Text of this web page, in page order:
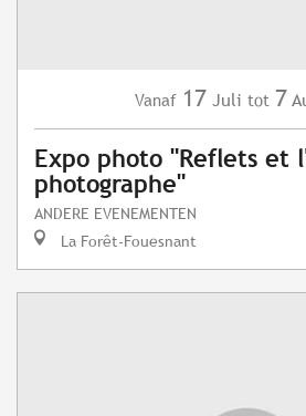
Vanaf 17 Juli tot 7
Expo photo "Reflets et
photographe"
ANDERE EVENEMENTEN
La Forêt-Fouesnant